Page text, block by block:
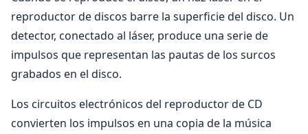
reproductor de discos barre la superficie del disco. Un
detector, conectado al láser, produce una serie de
impulsos que representan las pautas de los surcos
grabados en el disco.
Los circuitos electrónicos del reproductor de CD
convierten los impulsos en una copia de la música